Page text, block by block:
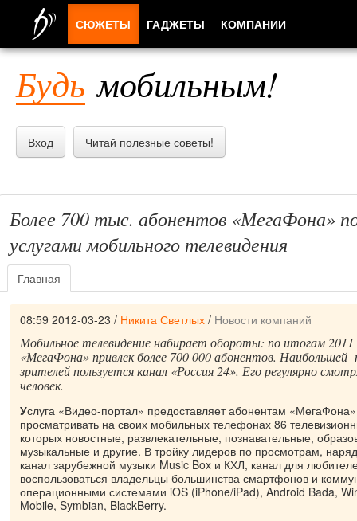
Будь мобильным!
Вход Читай полезные советы!
Более 700 тыс. абонентов «МегаФона»
услугами мобильного телевидения
Главная
08:59 2012-03-23 / Никита Светлых / Новости компаний
Мобильное телевидение набирает обороты: по итогам
«МегаФона» привлек более 700 000 абонентов. Наибольшей
зрителей пользуется канал «Россия 24». Его регулярно
человек.
Услуга «Видео-портал» предоставляет абонентам
просматривать на своих мобильных телефонах 86
которых новостные, развлекательные, познавательные,
музыкальные и другие. В тройку лидеров по просмотрам,
канал зарубежной музыки Music Box и КХЛ, канал для
воспользоваться владельцы большинства смартфонов и
операционными системами iOS (iPhone/iPad), Android Bada,
Mobile, Symbian, BlackBerry.
СЮЖЕТЫ ГАДЖЕТЫ КОМПАНИИ
ПРИЛОЖЕНИЯ